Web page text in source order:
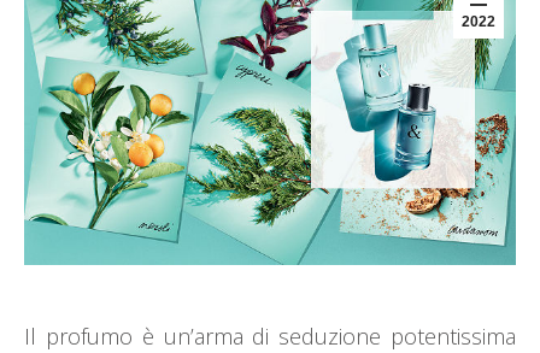
2022
Il profumo è un’arma di seduzione potentissima